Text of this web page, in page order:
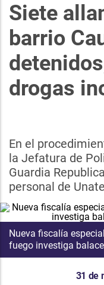
Siete
barrio
drogas
En el
la Jefatura de
Guardia
personal de
Nueva fiscalía
fuego investiga
31 de